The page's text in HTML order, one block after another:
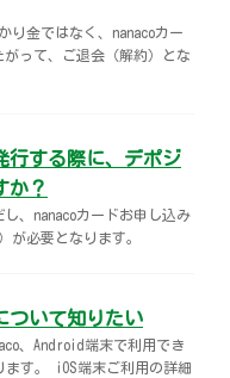
り金ではなく、nanacoカー
がって、ご退会（解約）とな
行する際に、デポジ
か？
、nanacoカードお申し込み
が必要となります。
ついて知りたい
、Android端末で利用でき
す。 iOS端末ご利用の詳細